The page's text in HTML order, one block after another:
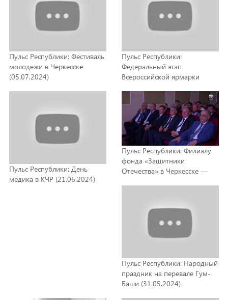
Пульс Республики: Фестиваль
молодежи в Черкесске
(05.07.2024)
Пульс Республики:
Федеральный этап
Всероссийской ярмарки
Пульс Республики: День
медика в КЧР (21.06.2024)
Пульс Республики: Филиалу
фонда «Защитники
Отечества» в Черкесске —
Пульс Республики: Народный
праздник на перевале Гум-
Баши (31.05.2024)